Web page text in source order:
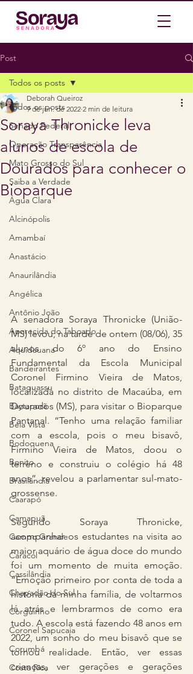
Post
Todos os posts
Senado Federal
Operação Transparência
Mato Grosso do Sul
Saiba a Verdade
Água Clara
Alcinópolis
Amambaí
Anastácio
Anaurilândia
Angélica
Antônio João
Aparecida do Taboado
Aquidauana
Bandeirantes
Bataguassu
Baytaporã
Bela Vista
Bodoquena
Bonito
Brasilândia
Caarapó
Camapuã
Campo Grande
Caracol
Cassilândia
Chapadão do Sul
Corguinho
Coronel Sapucaia
Corumbá
Costa Rica
Todos os posts
Soraya Thronicke leva
alunos de escola de
Dourados para conhecer o
Bioparque
Deborah Queiroz
9 de jun. de 2022 2 min de leitura
A senadora Soraya Thronicke (União-
MS) levou, na tarde de ontem (08/06), 35
alunos do 6º ano do Ensino
Fundamental da Escola Municipal
Coronel Firmino Vieira de Matos,
localizada no distrito de Macaúba, em
Dourados (MS), para visitar o Bioparque
Pantanal. “Tenho uma relação familiar
com a escola, pois o meu bisavô,
Firmino Vieira de Matos, doou o
terreno e construiu o colégio há 48
anos”, revelou a parlamentar sul-mato-
grossense.
Segundo Soraya Thronicke,
acompanhar os estudantes na visita ao
maior aquário de água doce do mundo
foi um momento de muita emoção.
“Emoção primeiro por conta de toda a
história da minha família, de voltarmos
lá atrás e lembrarmos de como era
tudo. A escola está fazendo 48 anos em
2022, um sonho do meu bisavô que se
tornou realidade. Então, ver essas
crianças, ver gerações e gerações